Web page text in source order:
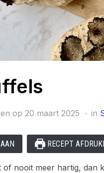
op 20 maart 2025 in
RECEPT
nooit meer hartig, dan